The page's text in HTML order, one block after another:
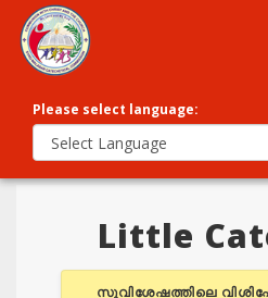
Please select language:
Little
സുവിശേഷത്തിലെ